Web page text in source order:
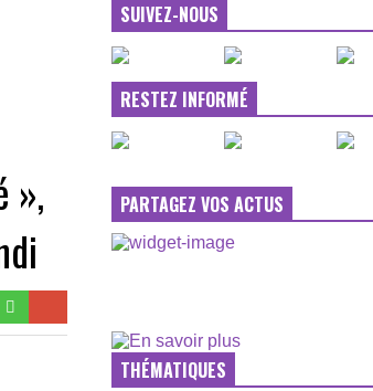
»,
SUIVEZ-NOUS
RESTEZ INFORMÉ
PARTAGEZ VOS ACTUS
THÉMATIQUES